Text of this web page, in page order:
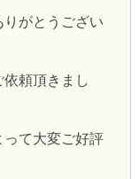
がとうござい
頼頂きまし
て大変ご好評